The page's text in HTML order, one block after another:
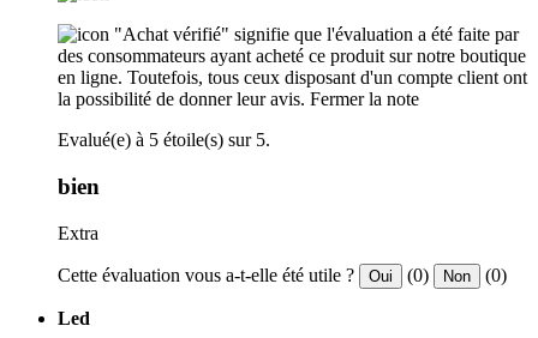
"Achat vérifié" signifie que l'évaluation a été faite par
des consommateurs ayant acheté ce produit sur notre boutique
en ligne. Toutefois, tous ceux disposant d'un compte client ont
la possibilité de donner leur avis. Fermer la note
Evalué(e) à 5 étoile(s) sur 5.
bien
Extra
Cette évaluation vous a-t-elle été utile ? Oui (0) Non (0)
Led